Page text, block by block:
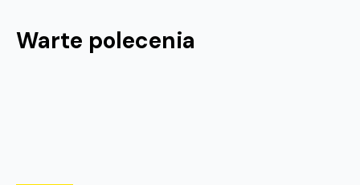
Warte polecenia